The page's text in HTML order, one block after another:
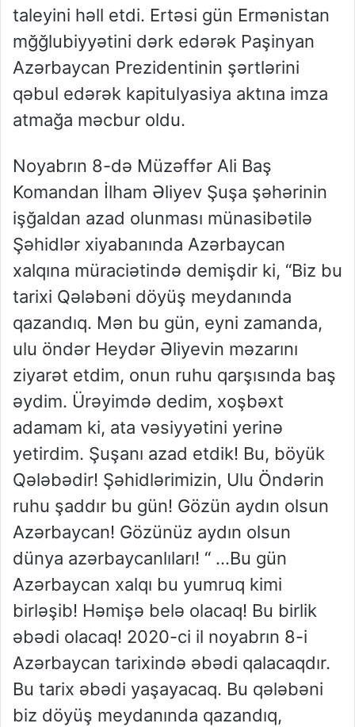
taleyini həll etdi. Ertəsi gün Ermənistan
mğğlubiyyətini dərk edərək Paşinyan
Azərbaycan Prezidentinin şərtlərini
qəbul edərək kapitulyasiya aktına imza
atmağa məcbur oldu.
Noyabrın 8-də Müzəffər Ali Baş
Komandan İlham Əliyev Şuşa şəhərinin
işğaldan azad olunması münasibətilə
Şəhidlər xiyabanında Azərbaycan
xalqına müraciətində demişdir ki, “Biz bu
tarixi Qələbəni döyüş meydanında
qazandıq. Mən bu gün, eyni zamanda,
ulu öndər Heydər Əliyevin məzarını
ziyarət etdim, onun ruhu qarşısında baş
əydim. Ürəyimdə dedim, xoşbəxt
adamam ki, ata vəsiyyətini yerinə
yetirdim. Şuşanı azad etdik! Bu, böyük
Qələbədir! Şəhidlərimizin, Ulu Öndərin
ruhu şaddır bu gün! Gözün aydın olsun
Azərbaycan! Gözünüz aydın olsun
dünya azərbaycanlıları! “ …Bu gün
Azərbaycan xalqı bu yumruq kimi
birləşib! Həmişə belə olacaq! Bu birlik
əbədi olacaq! 2020-ci il noyabrın 8-i
Azərbaycan tarixində əbədi qalacaqdır.
Bu tarix əbədi yaşayacaq. Bu qələbəni
biz döyüş meydanında qazandıq,